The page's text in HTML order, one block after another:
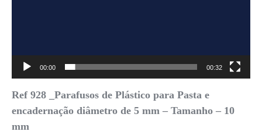
00:00 00:32
Ref 928 _Parafusos de Plástico para Pasta e
encadernação diâmetro de 5 mm – Tamanho – 10
mm